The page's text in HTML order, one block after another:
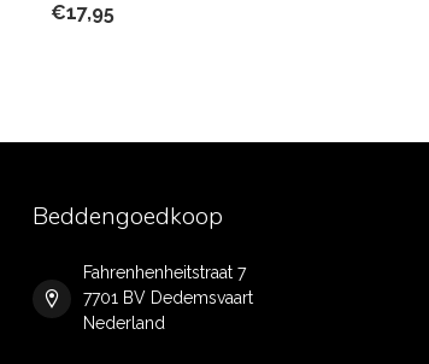
€17,95
Beddengoedkoop
Fahrenhenheitstraat 7
7701 BV Dedemsvaart
Nederland